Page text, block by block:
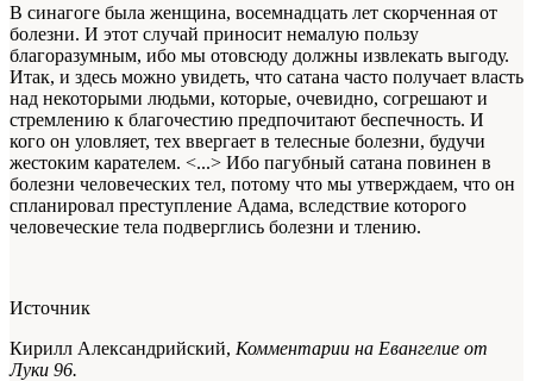
В синагоге была женщина, восемнадцать лет скорченная от
болезни. И этот случай приносит немалую пользу
благоразумным, ибо мы отовсюду должны извлекать выгоду.
Итак, и здесь можно увидеть, что сатана часто получает власть
над некоторыми людьми, которые, очевидно, согрешают и
стремлению к благочестию предпочитают беспечность. И
кого он уловляет, тех ввергает в телесные болезни, будучи
жестоким карателем. <...> Ибо пагубный сатана повинен в
болезни человеческих тел, потому что мы утверждаем, что он
спланировал преступление Адама, вследствие которого
человеческие тела подверглись болезни и тлению.
Источник
Кирилл Александрийский, Комментарии на Евангелие от
Луки 96.